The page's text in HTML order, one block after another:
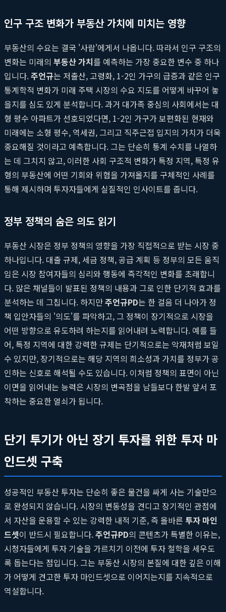
인구 구조 변화가 부동산 가치에 미치는 영향
부동산의 수요는 결국 '사람'에게서 나옵니다. 따라서 인구 구조의
변화는 미래의 부동산 가치를 예측하는 가장 중요한 변수 중 하나
입니다.주언규는 저출산, 고령화, 1-2인 가구의 급증과 같은 인구
통계학적 변화가 미래 주택 시장의 수요 지도를 어떻게 바꾸어 놓
을지를 심도 있게 분석합니다. 과거 대가족 중심의 사회에서는 대
형 평수 아파트가 선호되었다면, 1-2인 가구가 보편화된 현재와
미래에는 소형 평수, 역세권, 그리고 직주근접 입지의 가치가 더욱
중요해질 것이라고 예측합니다. 그는 단순히 통계 수치를 나열하
는 데 그치지 않고, 이러한 사회 구조적 변화가 특정 지역, 특정 유
형의 부동산에 어떤 기회와 위협을 가져올지를 구체적인 사례를
통해 제시하며 투자자들에게 실질적인 인사이트를 줍니다.
정부 정책의 숨은 의도 읽기
부동산 시장은 정부 정책의 영향을 가장 직접적으로 받는 시장 중
하나입니다. 대출 규제, 세금 정책, 공급 계획 등 정부의 모든 움직
임은 시장 참여자들의 심리와 행동에 즉각적인 변화를 초래합니
다. 많은 채널들이 발표된 정책의 내용과 그로 인한 단기적 효과를
분석하는 데 그칩니다. 하지만주언규PD는 한 걸음 더 나아가 정
책 입안자들의 '의도'를 파악하고, 그 정책이 장기적으로 시장을
어떤 방향으로 유도하려 하는지를 읽어내려 노력합니다. 예를 들
어, 특정 지역에 대한 강력한 규제는 단기적으로는 악재처럼 보일
수 있지만, 장기적으로는 해당 지역의 희소성과 가치를 정부가 공
인하는 신호로 해석될 수도 있습니다. 이처럼 정책의 표면이 아닌
이면을 읽어내는 능력은 시장의 변곡점을 남들보다 한발 앞서 포
착하는 중요한 열쇠가 됩니다.
단기 투기가 아닌 장기 투자를 위한 투자 마
인드셋 구축
성공적인 부동산 투자는 단순히 좋은 물건을 싸게 사는 기술만으
로 완성되지 않습니다. 시장의 변동성을 견디고 장기적인 관점에
서 자산을 운용할 수 있는 강력한 내적 기준, 즉 올바른 투자 마인
드셋이 반드시 필요합니다.주언규PD의 콘텐츠가 특별한 이유는,
시청자들에게 투자 기술을 가르치기 이전에 투자 철학을 세우도
록 돕는다는 점입니다. 그는 부동산 시장의 본질에 대한 깊은 이해
가 어떻게 견고한 투자 마인드셋으로 이어지는지를 지속적으로
역설합니다.